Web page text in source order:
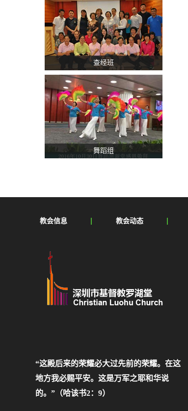
查经班
舞蹈组
“这殿后来的荣耀必大过先前的荣耀。在这
地方我必赐平安。这是万军之耶和华说
的。”（哈该书2：9）
教会信息 教会动态